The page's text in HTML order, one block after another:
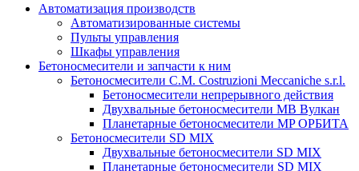
Автоматизация производств
Автоматизированные системы
Пульты управления
Шкафы управления
Бетоносмесители и запчасти к ним
Бетоносмесители C.M. Costruzioni Meccaniche s.r.l.
Бетоносмесители непрерывного действия
Двухвальные бетоносмесители MB Вулкан
Планетарные бетоносмесители MP ОРБИТА
Бетоносмесители SD MIX
Двухвальные бетоносмесители SD MIX
Планетарные бетоносмесители SD MIX